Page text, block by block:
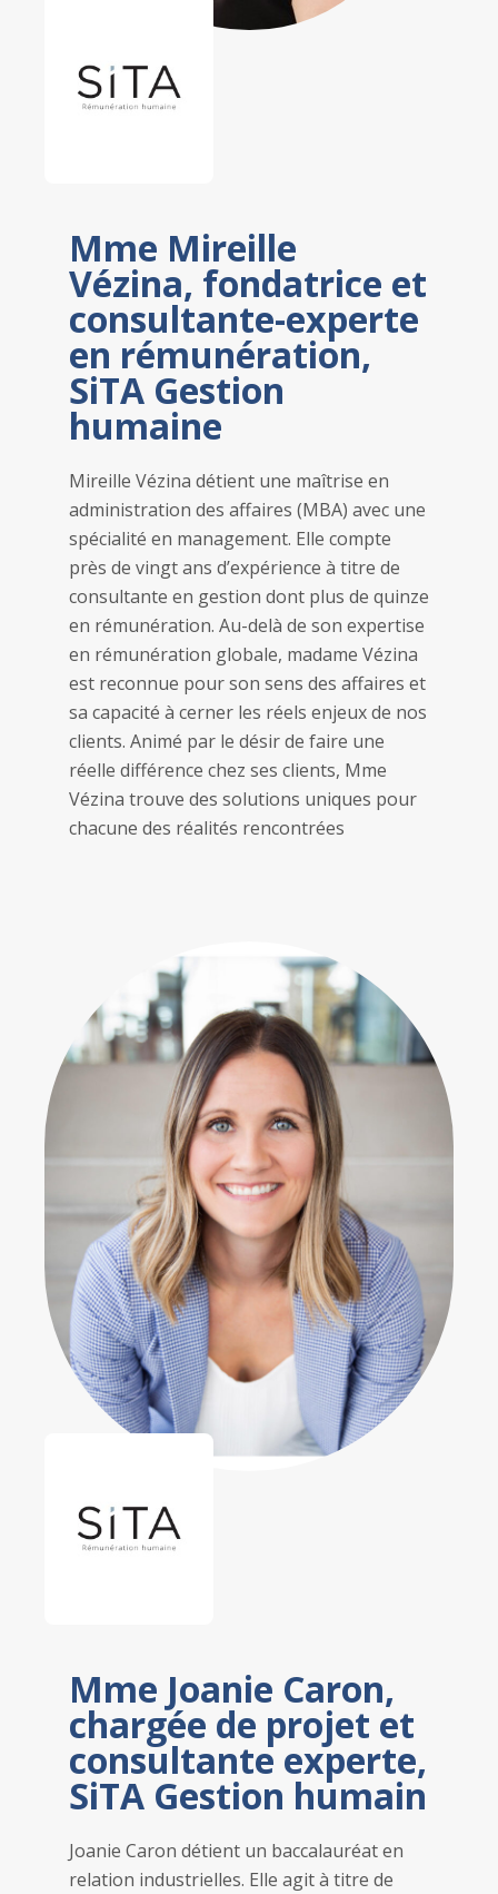
Mme Mireille
Vézina, fondatrice et
consultante-experte
en rémunération,
SiTA Gestion
humaine
Mireille Vézina détient une maîtrise en
administration des affaires (MBA) avec une
spécialité en management. Elle compte
près de vingt ans d’expérience à titre de
consultante en gestion dont plus de quinze
en rémunération. Au-delà de son expertise
en rémunération globale, madame Vézina
est reconnue pour son sens des affaires et
sa capacité à cerner les réels enjeux de nos
clients. Animé par le désir de faire une
réelle différence chez ses clients, Mme
Vézina trouve des solutions uniques pour
chacune des réalités rencontrées
Mme Joanie Caron,
chargée de projet et
consultante experte,
SiTA Gestion humain
Joanie Caron détient un baccalauréat en
relation industrielles. Elle agit à titre de